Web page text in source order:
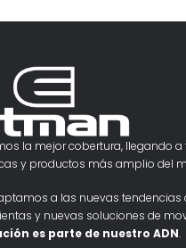
la mejor cobertura, llegando
y productos más amplio del
a las nuevas
y nuevas soluciones de
es parte de nuestro ADN.